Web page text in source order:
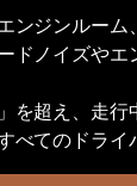
ンジンルーム
ドノイズやエ
を超え、走行
べてのドライ